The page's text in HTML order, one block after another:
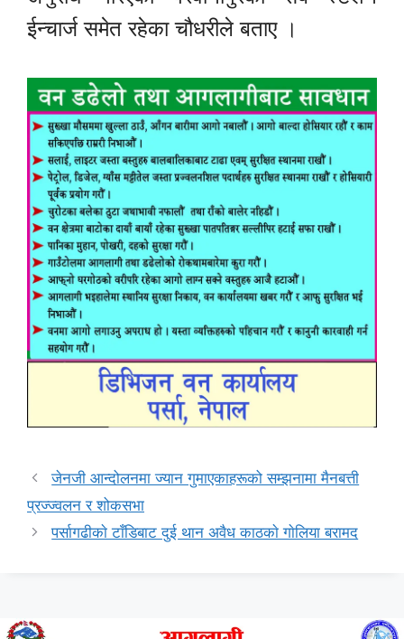
ईन्चार्ज समेत रहेका चौधरीले बताए ।
जेनजी आन्दोलनमा ज्यान गुमाएकाहरूको सम्झनामा मैनबत्ती
प्रज्ज्वलन र शोकसभा
पर्सागढीकाे टाँडिबाट दुई थान अवैध काठकाे गाेलिया बरामद